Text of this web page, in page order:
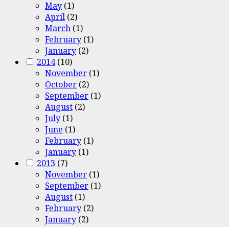
May (1)
April (2)
March (1)
February (1)
January (2)
2014(10)
November (1)
October (2)
September (1)
August (2)
July (1)
June (1)
February (1)
January (1)
2013 (7)
November (1)
September (1)
August (1)
February (2)
January (2)